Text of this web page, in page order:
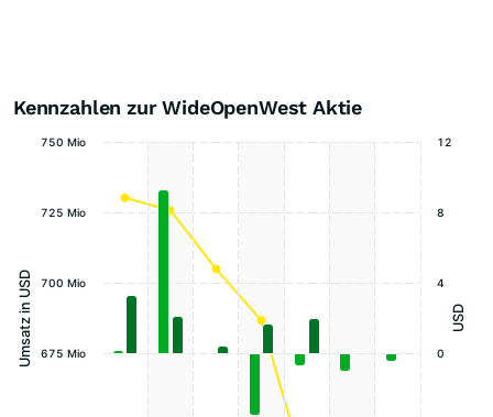
Kennzahlen zur WideOpenWest Aktie
Umsatz in USD USD
675 Mio
700 Mio
725 Mio
750 Mio
0
4
8
12